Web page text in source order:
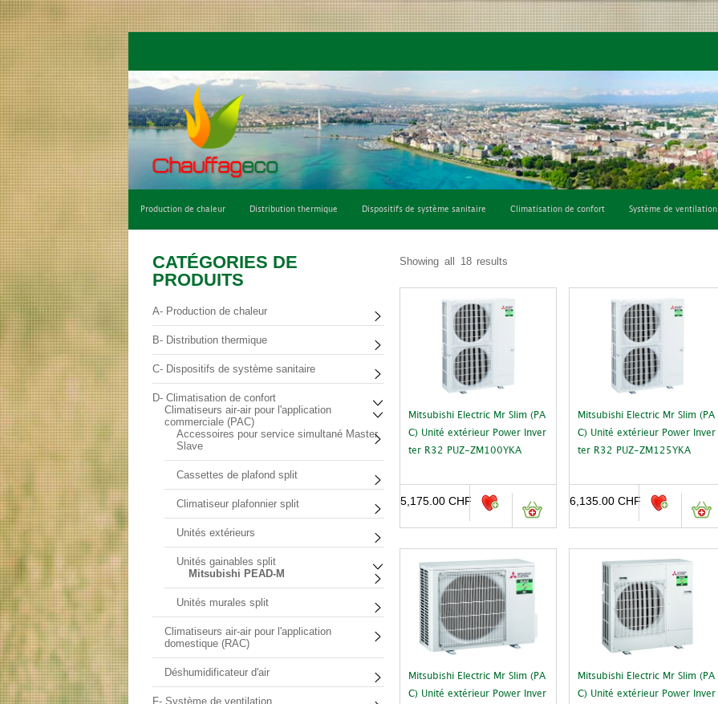
Production de chaleur Distribution thermique Dispositifs de système sanitaire Climatisation de confort Système de ventilation
CATÉGORIES DE
PRODUITS
A- Production de chaleur
B- Distribution thermique
C- Dispositifs de système sanitaire
D- Climatisation de confort
Climatiseurs air-air pour l'application
commerciale (PAC)
Accessoires pour service simultané Master
Slave
Cassettes de plafond split
Climatiseur plafonnier split
Unités extérieurs
Unités gainables split
Mitsubishi PEAD-M
Unités murales split
Climatiseurs air-air pour l'application
domestique (RAC)
Déshumidificateur d'air
F- Système de ventilation
Showing all 18 results
Mitsubishi Electric Mr Slim (PA
C) Unité extérieur Power Inver
ter R32 PUZ-ZM100YKA
5,175.00CHF
Mitsubishi Electric Mr Slim (PA
C) Unité extérieur Power Inver
ter R32 PUZ-ZM125YKA
6,135.00CHF
Mitsubishi Electric Mr Slim (PA
C) Unité extérieur Power Inver
Mitsubishi Electric Mr Slim (PA
C) Unité extérieur Power Inver